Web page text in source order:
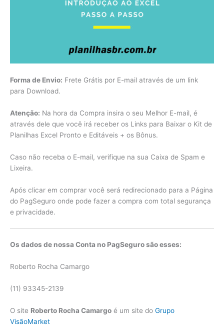
Forma de Envio: Frete Grátis por E-mail através de um link
para Download.
Atenção: Na hora da Compra insira o seu Melhor E-mail, é
através dele que você irá receber os Links para Baixar o Kit de
Planilhas Excel Pronto e Editáveis + os Bônus.
Caso não receba o E-mail, verifique na sua Caixa de Spam e
Lixeira.
Após clicar em comprar você será redirecionado para a Página
do PagSeguro onde pode fazer a compra com total segurança
e privacidade.
Os dados de nossa Conta no PagSeguro são esses:
Roberto Rocha Camargo
(11) 93345-2139
O site Roberto Rocha Camargo é um site do Grupo
VisãoMarket